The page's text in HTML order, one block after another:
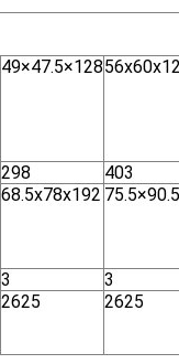
49×47.5×128
298
403
68.5x78x192
3
3
2625 2625